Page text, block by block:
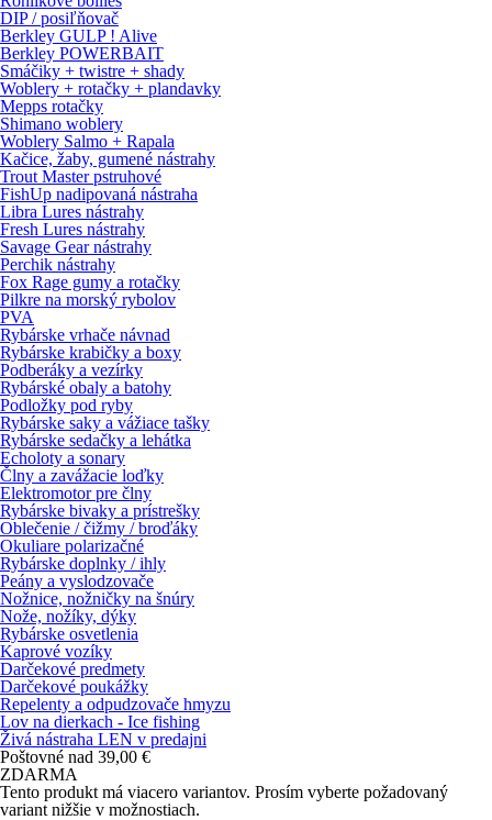
DIP / posiľňovač
Berkley GULP ! Alive
Berkley POWERBAIT
Smáčiky + twistre + shady
Woblery + rotačky + plandavky
Mepps rotačky
Shimano woblery
Woblery Salmo + Rapala
Kačice, žaby, gumené nástrahy
Trout Master pstruhové
FishUp nadipovaná nástraha
Libra Lures nástrahy
Fresh Lures nástrahy
Savage Gear nástrahy
Perchik nástrahy
Fox Rage gumy a rotačky
Pilkre na morský rybolov
PVA
Rybárske vrhače návnad
Rybárske krabičky a boxy
Podberáky a vezírky
Rybárské obaly a batohy
Podložky pod ryby
Rybárske saky a vážiace tašky
Rybárske sedačky a lehátka
Echoloty a sonary
Člny a zavážacie loďky
Elektromotor pre člny
Rybárske bivaky a prístrešky
Oblečenie / čižmy / broďáky
Okuliare polarizačné
Rybárske doplnky / ihly
Peány a vyslodzovače
Nožnice, nožničky na šnúry
Nože, nožíky, dýky
Rybárske osvetlenia
Kaprové vozíky
Darčekové predmety
Darčekové poukážky
Repelenty a odpudzovače hmyzu
Lov na dierkach - Ice fishing
Živá nástraha LEN v predajni
Poštovné nad 39,00 €
ZDARMA
Tento produkt má viacero variantov. Prosím vyberte požadovaný
variant nižšie v možnostiach.